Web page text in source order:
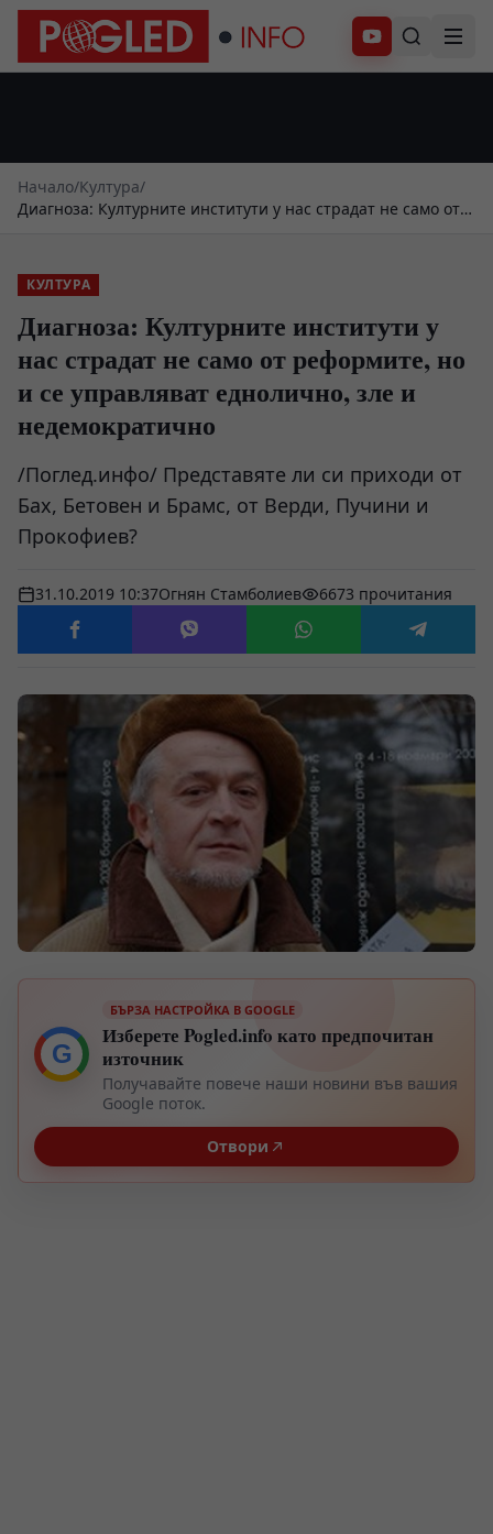
Абонирай се
Начало/Култура/
Диагноза: Културните институти у нас страдат не само от
КУЛТУРА
Диагноза: Културните институти у
нас страдат не само от реформите, но
и се управляват еднолично, зле и
недемократично
/Поглед.инфо/ Представяте ли си приходи от
Бах, Бетовен и Брамс, от Верди, Пучини и
Прокофиев?
31.10.2019 10:37Огнян Стамболиев 6673 прочитания
G
БЪРЗА НАСТРОЙКА В GOOGLE
Изберете Pogled.info като предпочитан
източник
Получавайте повече наши новини във вашия
Google поток.
Отвори